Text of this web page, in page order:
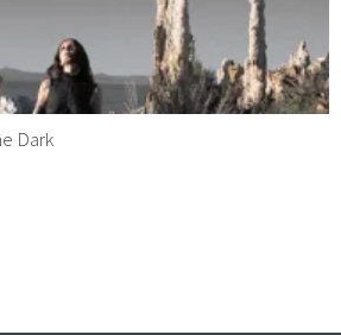
Dark